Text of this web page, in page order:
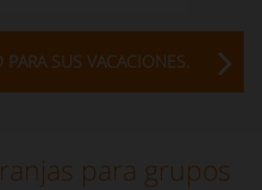
SUS VACACIONES.
para grupos